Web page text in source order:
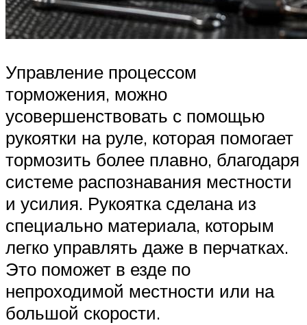
Управление процессом
торможения, можно
усовершенствовать с помощью
рукоятки на руле, которая помогает
тормозить более плавно, благодаря
системе распознавания местности
и усилия. Рукоятка сделана из
специально материала, которым
легко управлять даже в перчатках.
Это поможет в езде по
непроходимой местности или на
большой скорости.